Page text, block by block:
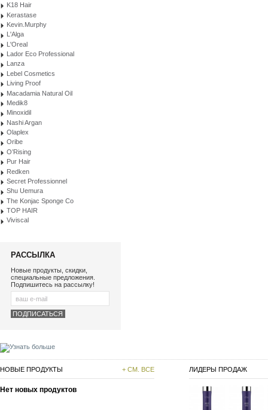
K18 Hair
Kerastase
Kevin.Murphy
L'Alga
L'Oreal
Lador Eco Professional
Lanza
Lebel Cosmetics
Living Proof
Macadamia Natural Oil
Medik8
Minoxidil
Nashi Argan
Olaplex
Oribe
O’Rising
Pur Hair
Redken
Secret Professionnel
Shu Uemura
The Konjac Sponge Co
TOP HAIR
Viviscal
РАССЫЛКА
Новые продукты, скидки,
специальные предложения.
Подпишитесь на рассылку!
НОВЫЕ ПРОДУКТЫ + СМ. ВСЕ
Нет новых продуктов
ЛИДЕРЫ ПРОДАЖ